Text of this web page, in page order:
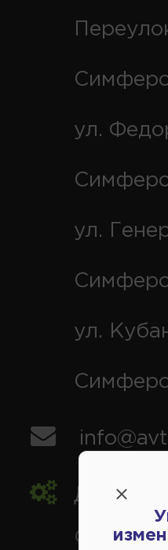
ул.
ул.
ул.